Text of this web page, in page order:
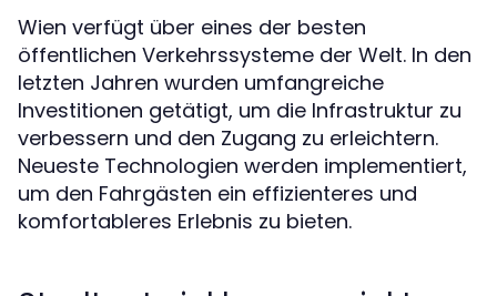
Wien verfügt über eines der besten
öffentlichen Verkehrssysteme der Welt. In den
letzten Jahren wurden umfangreiche
Investitionen getätigt, um die Infrastruktur zu
verbessern und den Zugang zu erleichtern.
Neueste Technologien werden implementiert,
um den Fahrgästen ein effizienteres und
komfortableres Erlebnis zu bieten.